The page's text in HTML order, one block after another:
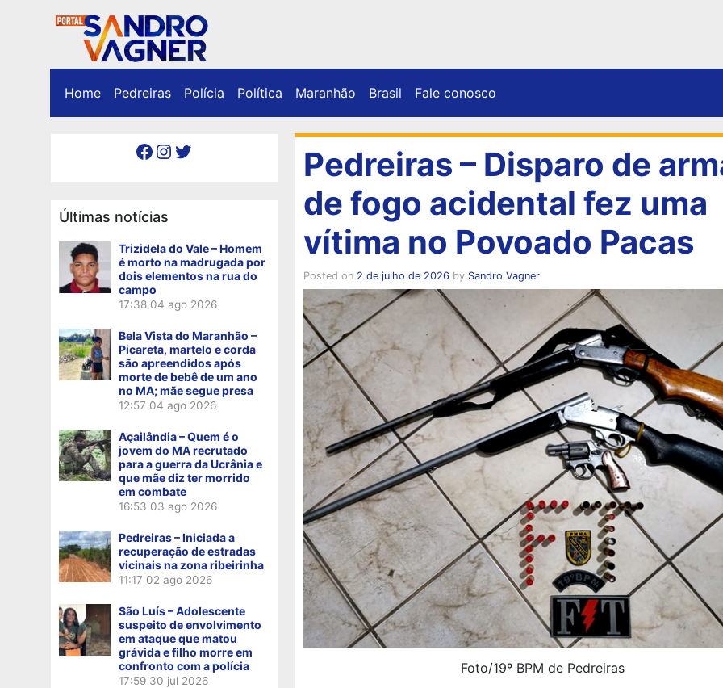
Home Pedreiras Polícia Política Maranhão Brasil Fale conosco
Facebook Instagram Twitter
Últimas notícias
Trizidela do Vale – Homem
é morto na madrugada por
dois elementos na rua do
campo
17:38 04 ago 2026
Bela Vista do Maranhão –
Picareta, martelo e corda
são apreendidos após
morte de bebê de um ano
no MA; mãe segue presa
12:57 04 ago 2026
Açailândia – Quem é o
jovem do MA recrutado
para a guerra da Ucrânia e
que mãe diz ter morrido
em combate
16:53 03 ago 2026
Pedreiras – Iniciada a
recuperação de estradas
vicinais na zona ribeirinha
11:17 02 ago 2026
São Luís – Adolescente
suspeito de envolvimento
em ataque que matou
grávida e filho morre em
confronto com a polícia
17:59 30 jul 2026
Pedreiras – Disparo de
de fogo acidental fez uma
vítima no Povoado Pacas
Posted on 2 de julho de 2026 by Sandro Vagner
Foto/19º BPM de Pedreiras